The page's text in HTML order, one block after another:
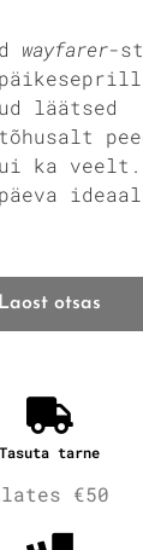
wayfarer-
läätsed
ka veelt.
Laost otsas
Tasuta tarne
€50